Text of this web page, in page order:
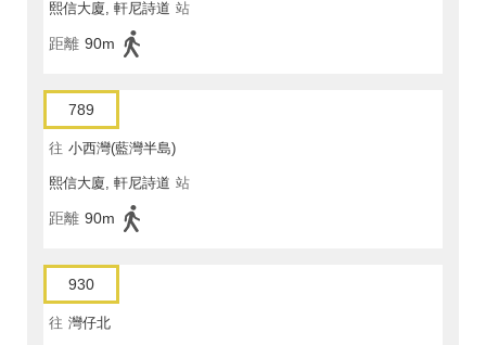
熙信大廈, 軒尼詩道 站
距離 90m
789
往 小西灣(藍灣半島)
熙信大廈, 軒尼詩道 站
距離 90m
930
往 灣仔北